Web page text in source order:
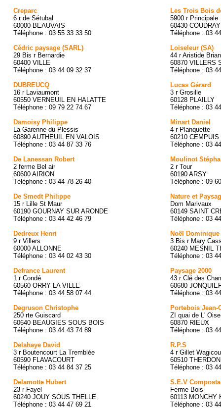
Creparc
6 r de Sétubal
60000 BEAUVAIS
Téléphone : 03 55 33 33 50
Cédric paysage (SARL)
29 Bis r Bernardie
60400 VILLE
Téléphone : 03 44 09 32 37
DUBREUCQ
16 r Laviaumont
60550 VERNEUIL EN HALATTE
Téléphone : 09 79 22 74 67
Damoisy Philippe
La Garenne du Plessis
60890 AUTHEUIL EN VALOIS
Téléphone : 03 44 87 33 76
De Lanessan Robert
2 ferme Bel air
60600 AIRION
Téléphone : 03 44 78 26 40
De Smedt Philippe
15 r Lille St Maur
60190 GOURNAY SUR ARONDE
Téléphone : 03 44 42 46 79
Dedreux Henri
9 r Villers
60000 ALLONNE
Téléphone : 03 44 02 43 30
Defrance Laurent
1 r Condé
60560 ORRY LA VILLE
Téléphone : 03 44 58 07 44
Degruson Christophe
250 rte Guiscard
60640 BEAUGIES SOUS BOIS
Téléphone : 03 44 43 74 89
Delahaye David
3 r Boutencourt La Tremblée
60590 FLAVACOURT
Téléphone : 03 44 84 37 25
Delamotte Hubert
23 r Fayel
60240 JOUY SOUS THELLE
Téléphone : 03 44 47 69 21
Les Trois Bois
5900 r Principale
60430
Téléphone : 03
Loiseleur (SA)
44 r Aristide
60870 VILLERS
Téléphone : 03
Lucas Gérard
3 r Grosille
60128 PLAILLY
Téléphone : 03
Minart Daniel
4 r Planquette
60210 CEMPUIS
Téléphone : 03
Moulinot
2 r Tour
60190 ARSY
Téléphone : 09
Nature et
Dom Marivaux
60149 SAINT
Téléphone : 03
Noël Dominique
3 Bis r Mary
60240 MESNIL
Téléphone : 03
Paysage 2000
43 r Clé des
60680
Téléphone : 03
Portebois Jean-
ZI quai de L'
60870 RIEUX
Téléphone : 03
R.P.S
4 r Gillet
60510
Téléphone : 03
S.E.V
Ferme Bois
60113 MONCHY
Téléphone : 03